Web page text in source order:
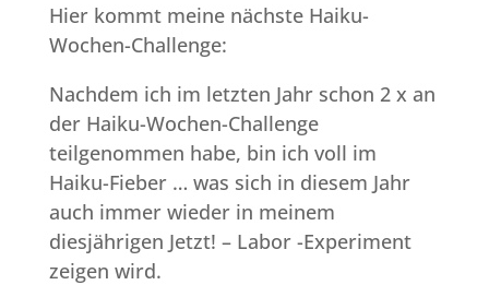
Hier kommt meine nächste Haiku-
Wochen-Challenge:
Nachdem ich im letzten Jahr schon 2 x an
der Haiku-Wochen-Challenge
teilgenommen habe, bin ich voll im
Haiku-Fieber … was sich in diesem Jahr
auch immer wieder in meinem
diesjährigen Jetzt! – Labor -Experiment
zeigen wird.